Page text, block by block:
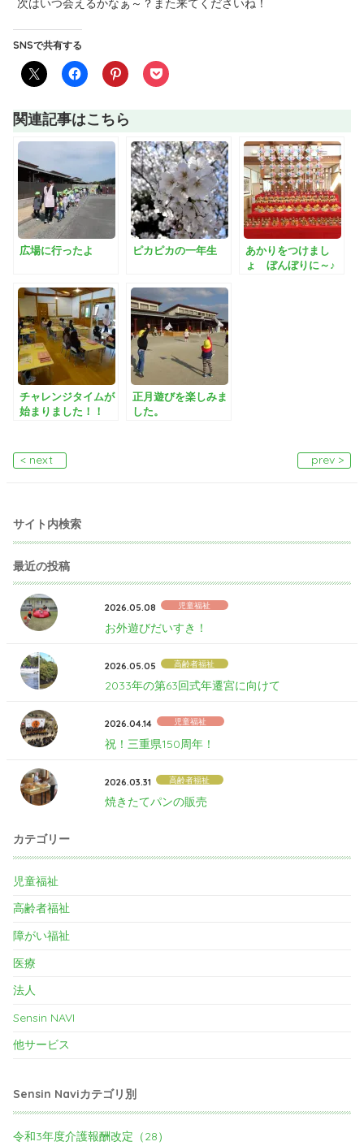
次はいつ会えるかなぁ～？また来てくださいね！
SNSで共有する
関連記事はこちら
広場に行ったよ ピカピカの一年生
あかりをつけまし
ょ ぼんぼりに～♪
チャレンジタイムが
始まりました！！
正月遊びを楽しみま
した。
< next prev >
サイト内検索
最近の投稿
2026.05.08 児童福祉
お外遊びだいすき！
2026.05.05 高齢者福祉
2033年の第63回式年遷宮に向けて
2026.04.14 児童福祉
祝！三重県150周年！
2026.03.31 高齢者福祉
焼きたてパンの販売
カテゴリー
児童福祉
高齢者福祉
障がい福祉
医療
法人
Sensin NAVI
他サービス
Sensin Naviカテゴリ別
令和3年度介護報酬改定（28）